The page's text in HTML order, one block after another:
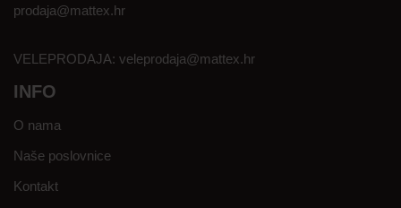
prodaja@mattex.hr
VELEPRODAJA: veleprodaja@mattex.hr
INFO
O nama
Naše poslovnice
Kontakt